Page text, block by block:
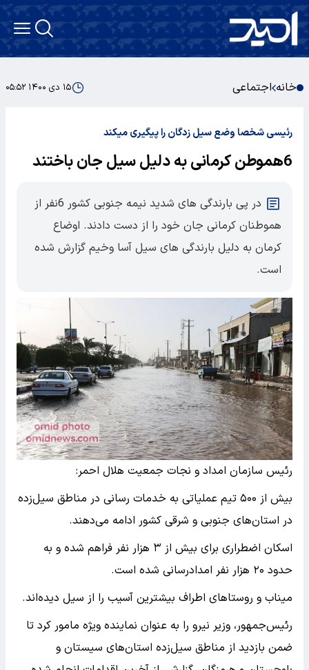
خانه اجتماعی ۱۵ دی ۱۴۰۰ ۰۵:۵۲
رئیسی شخصا وضع سیل زدگان را پیگیری میکند
6هموطن کرمانی به دلیل سیل جان باختند
در پی بارندگی های شدید نیمه جنوبی کشور 6نفر از
هموطنان کرمانی جان خود را از دست دادند. اوضاع
کرمان به دلیل بارندگی های سیل آسا وخیم گزارش شده
است.
رئیس سازمان امداد و نجات جمعیت هلال احمر:
بیش از ۵۰۰ تیم عملیاتی به خدمات رسانی در مناطق سیل‌زده
در استان‌های جنوبی و شرقی کشور ادامه می‌دهند.
اسکان اضطراری برای بیش از ۳ هزار نفر فراهم شده و به
حدود ۲۰ هزار نفر امدادرسانی شده است.
میناب و روستاهای اطراف بیشترین آسیب را از سیل دیده‌اند.
رئیس‌جمهور، وزیر نیرو را به عنوان نماینده ویژه مامور کرد تا
ضمن بازدید از مناطق سیل‌زده استان‌های سیستان و